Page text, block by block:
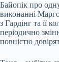
Байопік про
виконанні
з Гардінг та її
періодично
повністю